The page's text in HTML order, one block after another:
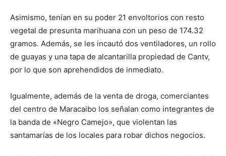
Asimismo, tenían en su poder 21 envoltorios con resto
vegetal de presunta marihuana con un peso de 174.32
gramos. Además, se les incautó dos ventiladores, un rollo
de guayas y una tapa de alcantarilla propiedad de Cantv,
por lo que son aprehendidos de inmediato.
Igualmente, además de la venta de droga, comerciantes
del centro de Maracaibo los señalan como integrantes de
la banda de «Negro Camejo», que violentan las
santamarías de los locales para robar dichos negocios.